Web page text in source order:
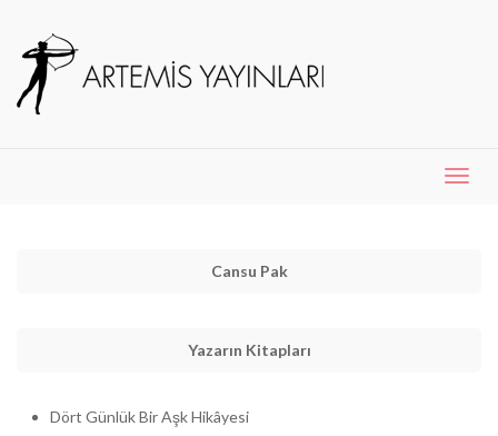
Cansu Pak
Yazarın Kitapları
Dört Günlük Bir Aşk Hikâyesi